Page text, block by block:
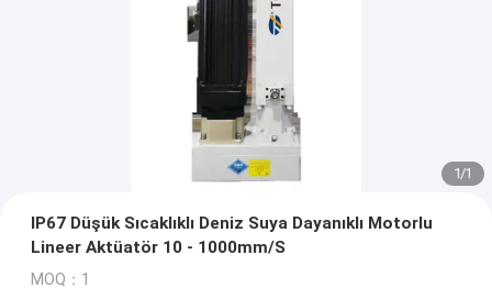
1/1
IP67 Düşük Sıcaklıklı Deniz Suya Dayanıklı Motorlu
Lineer Aktüatör 10 - 1000mm/S
MOQ：1